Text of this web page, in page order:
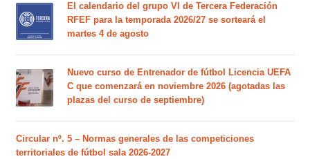
El calendario del grupo VI de Tercera Federación
RFEF para la temporada 2026/27 se sorteará el
martes 4 de agosto
Nuevo curso de Entrenador de fútbol Licencia UEFA
C que comenzará en noviembre 2026 (agotadas las
plazas del curso de septiembre)
Circular nº. 5 – Normas generales de las competiciones
territoriales de fútbol sala 2026-2027